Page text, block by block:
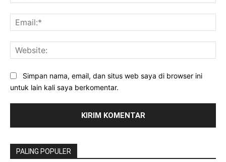
Simpan nama, email, dan situs web saya di browser ini
untuk lain kali saya berkomentar.
PALING POPULER